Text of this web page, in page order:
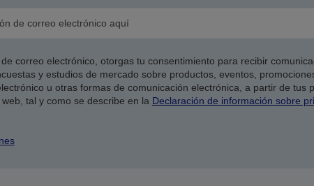
correo electrónico, otorgas tu consentimiento para recibir
y estudios de mercado sobre productos, eventos,
u otras formas de comunicación electrónica, a partir de tus
tal y como se describe en la Declaración de información sobre